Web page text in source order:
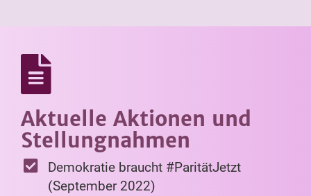
Aktuelle Aktionen und
Stellungnahmen
Demokratie braucht #ParitätJetzt
(September 2022)